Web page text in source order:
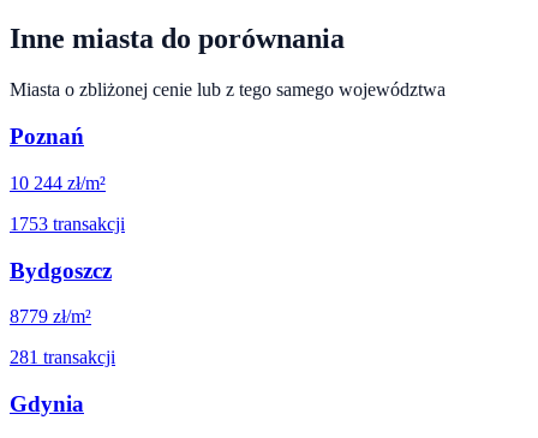
Inne miasta do porównania
Miasta o zbliżonej cenie lub z tego samego województwa
Poznań
10 244 zł/m²
1753 transakcji
Bydgoszcz
8779 zł/m²
281 transakcji
Gdynia